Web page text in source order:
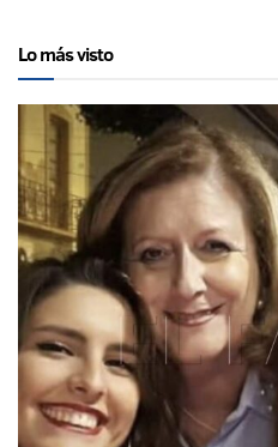
Lo más visto